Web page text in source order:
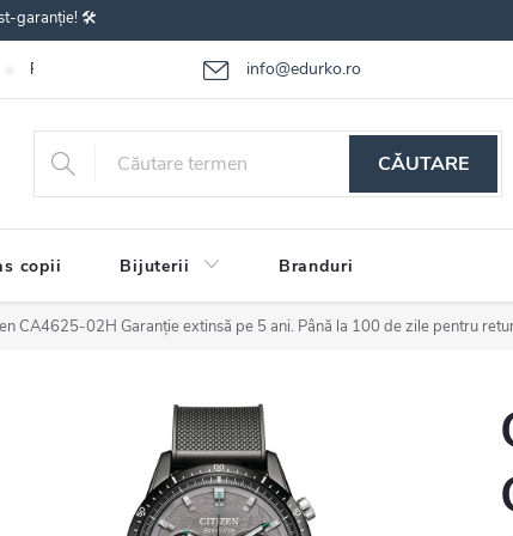
garanție! 🛠️
info@edurko.ro
Reclamațiile bunurilor Întrebări frecvente
CĂUTARE
copii Bijuterii Branduri
CA4625-02H Garanție extinsă pe 5 ani. Până la 100 de zile pentru